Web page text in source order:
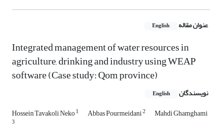
عنوان مقاله English
Integrated management of water resources in
agriculture, drinking and industry using WEAP
software (Case study: Qom province)
نویسندگان English
Hossein Tavakoli Neko1 Abbas Pourmeidani2 Mahdi Ghamghami
3